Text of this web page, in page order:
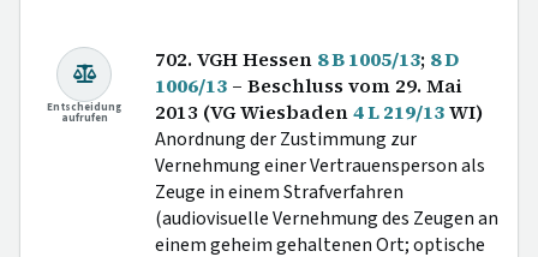
Entscheidung
aufrufen
702. VGH Hessen 8 B 1005/13; 8 D
1006/13 – Beschluss vom 29. Mai
2013 (VG Wiesbaden4 L 219/13WI)
Anordnung der Zustimmung zur
Vernehmung einer Vertrauensperson als
Zeuge in einem Strafverfahren
(audiovisuelle Vernehmung des Zeugen an
einem geheim gehaltenen Ort; optische